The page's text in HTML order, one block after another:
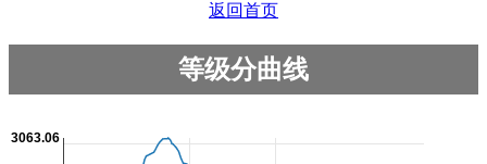
返回首页
等级分曲线
3063.06